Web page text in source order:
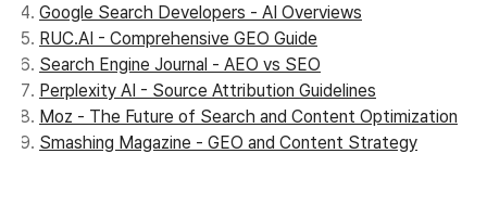
Google Search Developers - AI Overviews
RUC.AI - Comprehensive GEO Guide
Search Engine Journal - AEO vs SEO
Perplexity AI - Source Attribution Guidelines
Moz - The Future of Search and Content Optimization
Smashing Magazine - GEO and Content Strategy